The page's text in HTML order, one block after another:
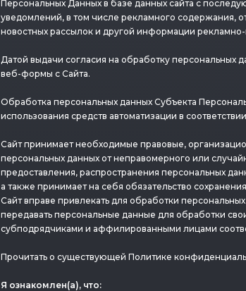
Персональных Данных в базе данных сайта с
уведомлений, в том числе рекламного содержания,
новостных рассылок и другой информации
Датой выдачи согласия на обработку персональных
веб-формы с Сайта.
Обработка персональных данных Субъекта
использования средств автоматизации в
Сайт принимает необходимые правовые,
персональных данных от неправомерного или
предоставления, распространения персональных
а также принимает на себя обязательство
Сайт вправе привлекать для обработки
передавать персональные данные для обработки
субподрядчиками и аффилированными лицами
Прочитать о существующей Политике
Я ознакомлен(а), что: